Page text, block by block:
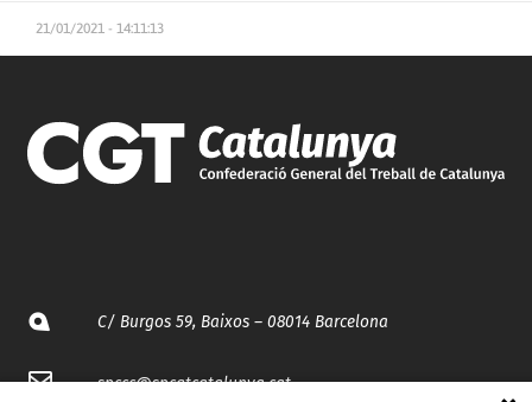
21/01/2021 - 14:11:13
C/ Burgos 59, Baixos – 08014 Barcelona
spccc@spcgtcatalunya.cat